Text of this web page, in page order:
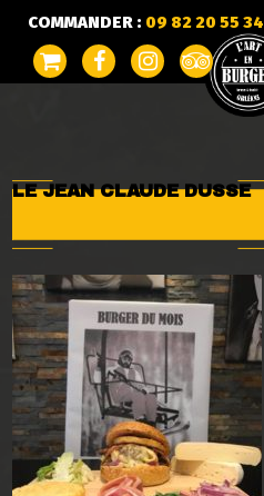
COMMANDER : 09 82 20 55 34
LE JEAN CLAUDE DUSSE